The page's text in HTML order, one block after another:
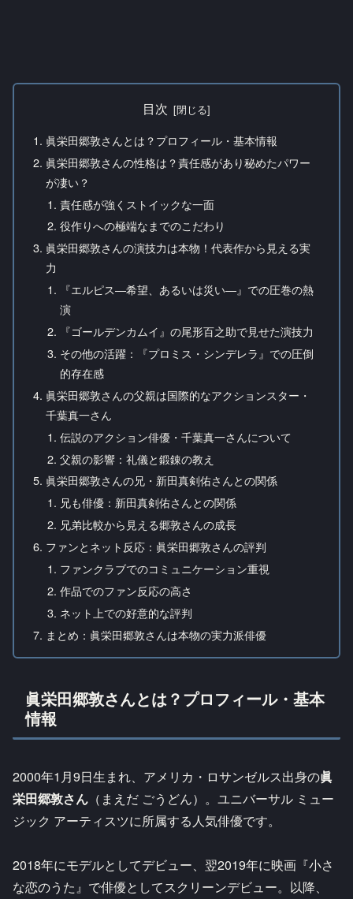
目次
眞栄田郷敦さんとは？プロフィール・基本情報
眞栄田郷敦さんの性格は？責任感があり秘めたパワー
が凄い？
責任感が強くストイックな一面
役作りへの極端なまでのこだわり
眞栄田郷敦さんの演技力は本物！代表作から見える実
力
『エルピス―希望、あるいは災い―』での圧巻の熱
演
『ゴールデンカムイ』の尾形百之助で見せた演技力
その他の活躍：『プロミス・シンデレラ』での圧倒
的存在感
眞栄田郷敦さんの父親は国際的なアクションスター・
千葉真一さん
伝説のアクション俳優・千葉真一さんについて
父親の影響：礼儀と鍛錬の教え
眞栄田郷敦さんの兄・新田真剣佑さんとの関係
兄も俳優：新田真剣佑さんとの関係
兄弟比較から見える郷敦さんの成長
ファンとネット反応：眞栄田郷敦さんの評判
ファンクラブでのコミュニケーション重視
作品でのファン反応の高さ
ネット上での好意的な評判
まとめ：眞栄田郷敦さんは本物の実力派俳優
眞栄田郷敦さんとは？プロフィール・基本
情報
2000年1月9日生まれ、アメリカ・ロサンゼルス出身の眞
栄田郷敦さん （まえだ ごうどん）。ユニバーサル ミュー
ジック アーティスツに所属する人気俳優です。​
2018年にモデルとしてデビュー、翌2019年に映画『小さ
な恋のうた』で俳優としてスクリーンデビュー。以降、